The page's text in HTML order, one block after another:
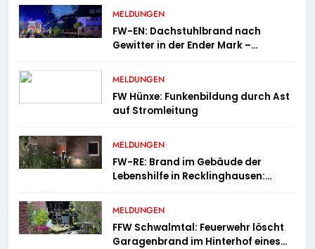
13 Stunden
MELDUNGEN
FW-EN: Dachstuhlbrand nach
Gewitter in der Ender Mark –
Brandausbreitung
MELDUNGEN
FW Hünxe: Funkenbildung durch Ast
auf Stromleitung
MELDUNGEN
FW-RE: Brand im Gebäude der
Lebenshilfe in Recklinghausen:
MELDUNGEN
FFW Schwalmtal: Feuerwehr löscht
Garagenbrand im Hinterhof eines